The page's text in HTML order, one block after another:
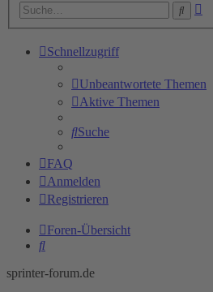
Suche
Schnellzugriff
Unbeantwortete Themen
Aktive Themen
Suche
FAQ
Anmelden
Registrieren
Foren-Übersicht
Suche
sprinter-forum.de